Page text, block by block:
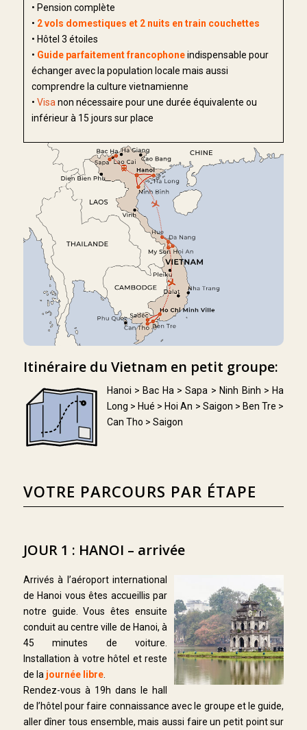
• Pension complète
• 2 vols domestiques et 2 nuits en train couchettes
• Hôtel 3 étoiles
• Guide parfaitement francophoneindispensable pour
échanger avec la population locale mais aussi
comprendre la culture vietnamienne
•Visa non nécessaire pour une durée équivalente ou
inférieur à 15 jours sur place
Itinéraire du Vietnam en petit groupe:
Hanoi > Bac Ha > Sapa > Ninh Binh > Ha
Long > Hué > Hoi An > Saigon > Ben Tre >
Can Tho > Saigon
VOTRE PARCOURS PAR ÉTAPE
JOUR 1 : HANOI – arrivée
Arrivés à l’aéroport international
de Hanoi vous êtes accueillis par
notre guide. Vous êtes ensuite
conduit au centre ville de Hanoi, à
45 minutes de voiture.
Installation à votre hôtel et reste
de la journée libre.
Rendez-vous à 19h dans le hall
de l’hôtel pour faire connaissance avec le groupe et le guide,
aller dîner tous ensemble, mais aussi faire un petit point sur